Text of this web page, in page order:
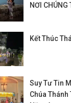
NƠI CHÚNG
Kết Thúc
Suy Tư Tin
Chúa Thánh